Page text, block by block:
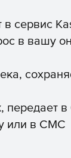
сервис
в вашу
или в СМС